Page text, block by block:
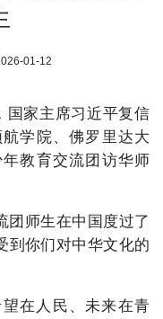
01-12
家主席习近平复信
学院、佛罗里达大
教育交流团访华师
师生在中国度过了
到你们对中华文化的
在人民、未来在青